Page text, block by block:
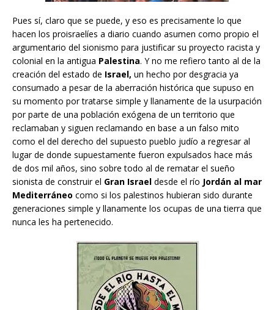
Pues sí, claro que se puede, y eso es precisamente lo que
hacen los proisraelíes a diario cuando asumen como propio el
argumentario del sionismo para justificar su proyecto racista y
colonial en la antigua Palestina. Y no me refiero tanto al de la
creación del estado de Israel, un hecho por desgracia ya
consumado a pesar de la aberración histórica que supuso en
su momento por tratarse simple y llanamente de la usurpación
por parte de una población exógena de un territorio que
reclamaban y siguen reclamando en base a un falso mito
como el del derecho del supuesto pueblo judío a regresar al
lugar de donde supuestamente fueron expulsados hace más
de dos mil años, sino sobre todo al de rematar el sueño
sionista de construir el Gran Israel desde el río Jordán al mar
Mediterráneo como si los palestinos hubieran sido durante
generaciones simple y llanamente los ocupas de una tierra que
nunca les ha pertenecido.